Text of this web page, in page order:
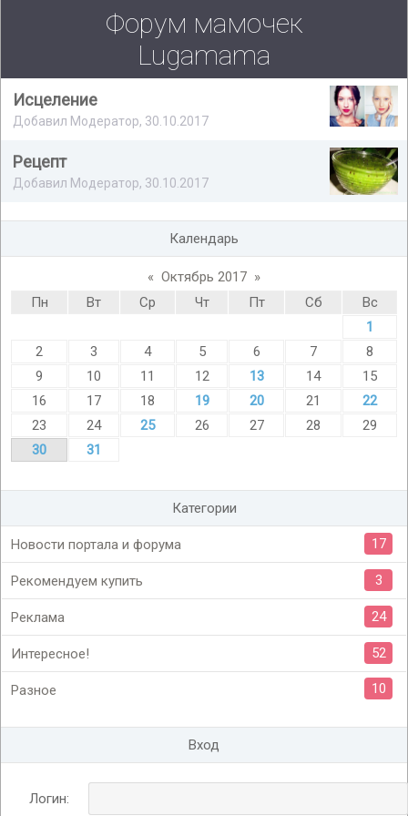
Форум мамочек
Lugamama
Исцеление
Добавил Модератор, 30.10.2017
Рецепт
Добавил Модератор, 30.10.2017
Календарь
« Октябрь 2017 »
Пн
Вт Ср Чт Пт Сб
Вс
1
2
3 4 5 6 7
8
9
10 11 12 13 14
15
16
17 18 19 20 21
22
23
24 25 26 27 28
29
30
31
Категории
Новости портала и форума 17
Рекомендуем купить 3
Реклама 24
Интересное! 52
Разное 10
Вход
Логин: